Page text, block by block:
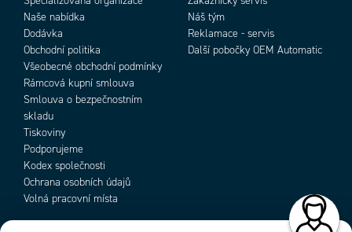
Detekce lahví
Fotoelektrický senzor se závitem EX-32A potvrzuje přísun lahví.
Naše nabídka
Dodávka
Obchodní politika
Všeobecné obchodní podmínky
Rámcová kupní smlouva
Smlouva o bezpečnostním
skladu
Tiskoviny
Podporujeme
Kodex společnosti
Ochrana osobních údajů
Volná pracovní místa
Náš tým
Reklamace - servis
Další pobočky OEM Automatic